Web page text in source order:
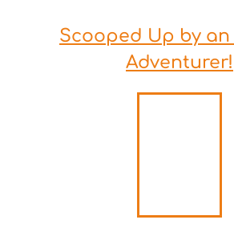
Scooped Up by an
Adventurer!